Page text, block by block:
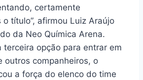
certamente
título”, afirmou Luiz Araújo
da Neo Química Arena.
terceira opção para entrar em
outros companheiros, o
a força do elenco do time